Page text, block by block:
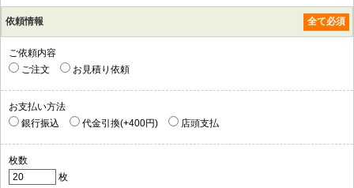
依頼情報 全て必須
ご依頼内容
ご注文
お見積り依頼
お支払い方法
銀行振込
代金引換(+400円) 店頭支払
枚数
枚